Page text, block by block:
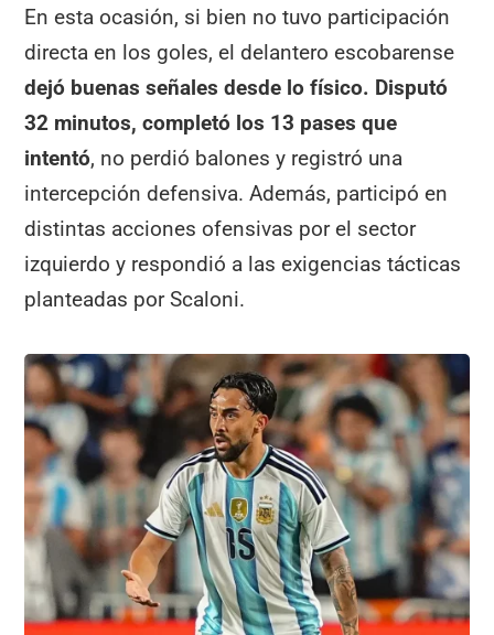
En esta ocasión, si bien no tuvo participación
directa en los goles, el delantero escobarense
dejó buenas señales desde lo físico. Disputó
32 minutos, completó los 13 pases que
intentó, no perdió balones y registró una
intercepción defensiva. Además, participó en
distintas acciones ofensivas por el sector
izquierdo y respondió a las exigencias tácticas
planteadas por Scaloni.